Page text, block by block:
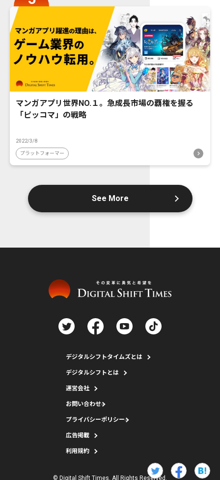
マンガアプリ世界NO.１。急成長市場の覇権を握る
「ピッコマ」の戦略
2022/3/8
プラットフォーマー
See More
デジタルシフトタイムズとは
デジタルシフトとは
運営会社
お問い合わせ
プライバシーポリシー
広告掲載
利用規約
© Digital Shift Times. All Rights Reserved.